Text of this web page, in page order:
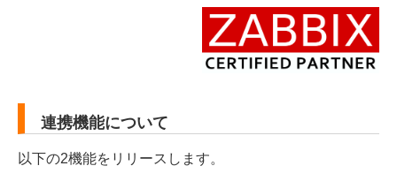
連携機能について
以下の2機能をリリースします。